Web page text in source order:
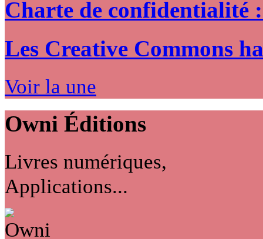
Charte de confidentialité
Les Creative Commons
Voir la une
Owni Éditions
Livres numériques,
Applications...